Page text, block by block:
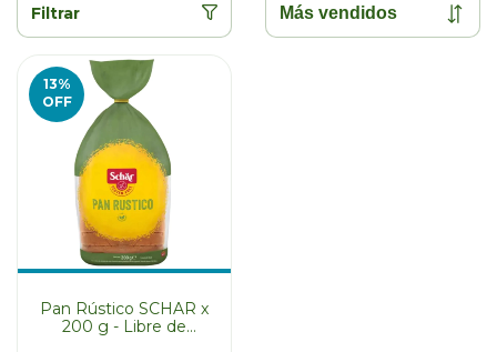
Filtrar
13%
OFF
Pan Rústico SCHAR x
200 g - Libre de